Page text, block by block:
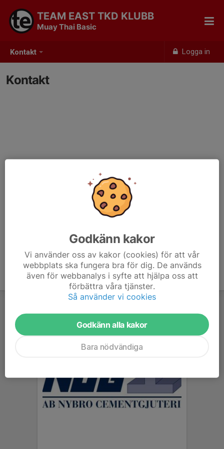
Kontakt Logga in
TEAM EAST TKD KLUBB
Muay Thai Basic
Kontakt
Godkänn kakor
Vi använder oss av kakor (cookies) för att vår
webbplats ska fungera bra för dig. De används
även för webbanalys i syfte att hjälpa oss att
förbättra våra tjänster.
Så använder vi cookies
Godkänn alla kakor
Bara nödvändiga